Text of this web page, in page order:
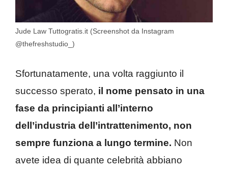
Jude Law Tuttogratis.it (Screenshot da Instagram
@thefreshstudio_)
Sfortunatamente, una volta raggiunto il
successo sperato, il nome pensato in una
fase da principianti all’interno
dell’industria dell’intrattenimento, non
sempre funziona a lungo termine. Non
avete idea di quante celebrità abbiano